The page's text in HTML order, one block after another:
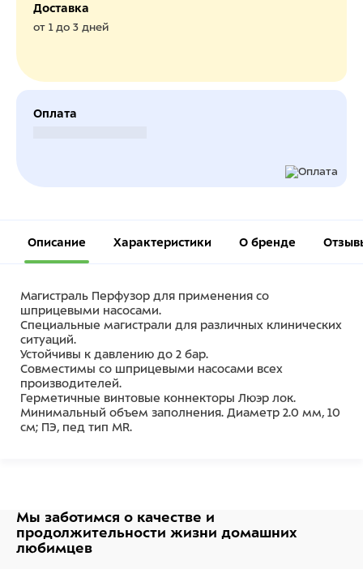
Доставка
от 1 до 3 дней
Оплата
Описание Характеристики О бренде
Магистраль Перфузор для применения со
шприцевыми насосами.
Специальные магистрали для различных клинических
ситуаций.
Устойчивы к давлению до 2 бар.
Совместимы со шприцевыми насосами всех
производителей.
Герметичные винтовые коннекторы Люэр лок.
Минимальный объем заполнения. Диаметр 2.0 мм, 10
см; ПЭ, пед тип MR.
Мы заботимся о качестве и
продолжительности жизни домашних
любимцев